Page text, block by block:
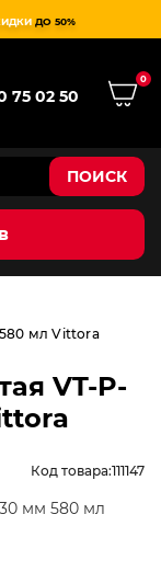
ДО 50%
75 02 50
0
ПОИСК
мл Vittora
VT-P-
Код товара:111147